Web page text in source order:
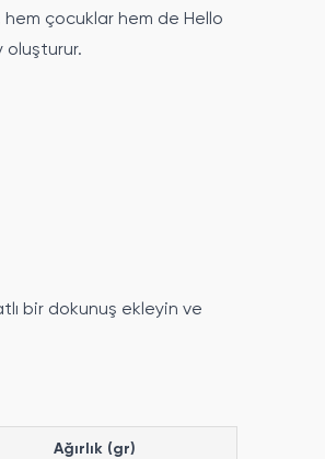
çocuklar hem de Hello
oluşturur.
bir dokunuş ekleyin ve
Ağırlık (gr)